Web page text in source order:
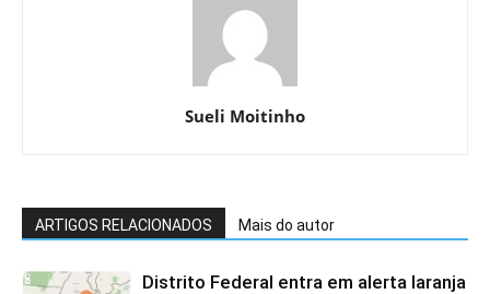
Sueli Moitinho
ARTIGOS RELACIONADOS Mais do autor
Distrito Federal entra em alerta laranja